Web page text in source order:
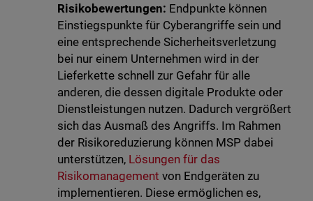
Risikobewertungen: Endpunkte können
Einstiegspunkte für Cyberangriffe sein und
eine entsprechende Sicherheitsverletzung
bei nur einem Unternehmen wird in der
Lieferkette schnell zur Gefahr für alle
anderen, die dessen digitale Produkte oder
Dienstleistungen nutzen. Dadurch vergrößert
sich das Ausmaß des Angriffs. Im Rahmen
der Risikoreduzierung können MSP dabei
unterstützen, Lösungen für das
Risikomanagement von Endgeräten zu
implementieren. Diese ermöglichen es,